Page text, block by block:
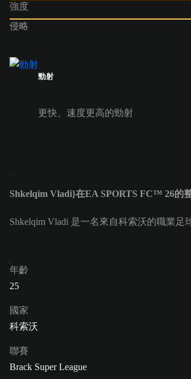
強度
侵略
勁射
更快、速度更高的勁射
Shkelqim Vladi}在EA SPORTS FC™ 26的
Shkelqim Vladi 是一名來自科索沃的職業足
年齡
25
國家
科索沃
聯賽
Brack Super League